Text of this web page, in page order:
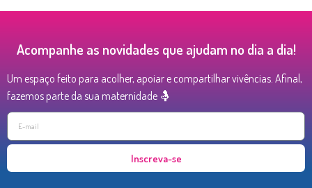
Acompanhe as novidades que ajudam no dia a dia!
Um espaço feito para acolher, apoiar e compartilhar vivências. Afinal,
fazemos parte da sua maternidade 🤱
Inscreva-se